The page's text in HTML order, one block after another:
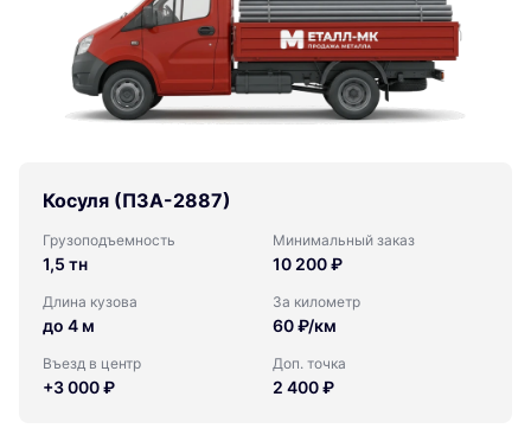
Косуля (ПЗА-2887)
Грузоподъемность
1,5 тн
Минимальный заказ
10 200 ₽
Длина кузова
до 4 м
За километр
60 ₽/км
Въезд в центр
+3 000 ₽
Доп. точка
2 400 ₽